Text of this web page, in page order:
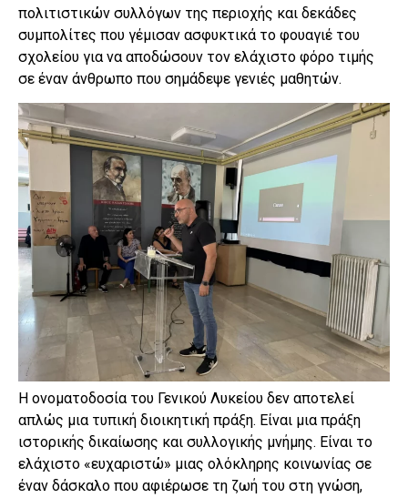
πολιτιστικών συλλόγων της περιοχής και δεκάδες
συμπολίτες που γέμισαν ασφυκτικά το φουαγιέ του
σχολείου για να αποδώσουν τον ελάχιστο φόρο τιμής
σε έναν άνθρωπο που σημάδεψε γενιές μαθητών.
Η ονοματοδοσία του Γενικού Λυκείου δεν αποτελεί
απλώς μια τυπική διοικητική πράξη. Είναι μια πράξη
ιστορικής δικαίωσης και συλλογικής μνήμης. Είναι το
ελάχιστο «ευχαριστώ» μιας ολόκληρης κοινωνίας σε
έναν δάσκαλο που αφιέρωσε τη ζωή του στη γνώση,